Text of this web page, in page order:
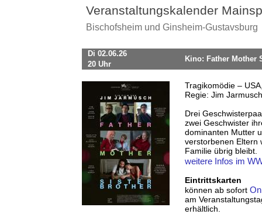
Veranstaltungskalender
Bischofsheim und Ginsheim-Gustavsburg
Di 02.06.26
20 Uhr
Kino: Father Mother
Tragikomödie –
Regie: Jim
Drei
zwei Geschwister
dominanten Mutter
verstorbenen Eltern
Familie übrig bleibt.
weitere Infos im
Eintrittskarten
können ab sofort
am
erhältlich.